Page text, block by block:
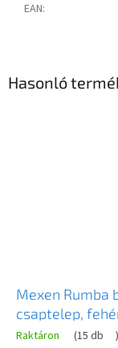
EAN:
Hasonló
Mexen Rumba
csaptelep,
73520-20
Raktáron (15 db )